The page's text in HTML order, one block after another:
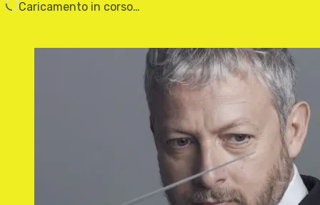
Caricamento in corso…